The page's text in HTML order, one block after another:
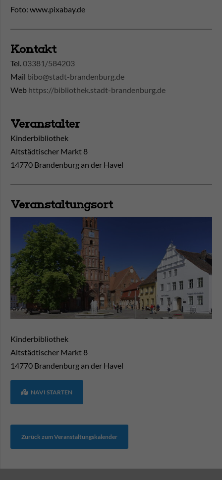
Foto: www.pixabay.de
Kontakt
Tel.03381/584203
Mail bibo@stadt-brandenburg.de
Web https://bibliothek.stadt-brandenburg.de
Veranstalter
Kinderbibliothek
Altstädtischer Markt 8
14770 Brandenburg an der Havel
Veranstaltungsort
Kinderbibliothek
Altstädtischer Markt 8
14770 Brandenburg an der Havel
NAVI STARTEN
Zurück zum Veranstaltungskalender